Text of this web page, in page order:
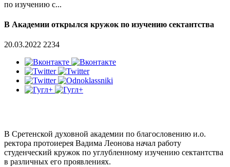
по изучению с...
В Академии открылся кружок по изучению сектантства
20.03.2022 2234
В Сретенской духовной академии по благословению и.о.
ректора протоиерея Вадима Леонова начал работу
студенческий кружок по углубленному изучению сектантства
в различных его проявлениях.